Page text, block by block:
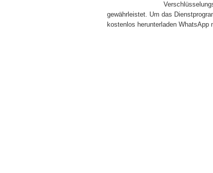
gewährleistet. Um das
kostenlos herunterladen